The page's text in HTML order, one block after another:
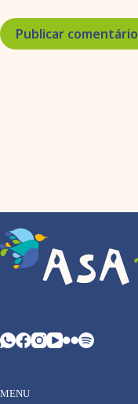
Publicar comentário
MENU